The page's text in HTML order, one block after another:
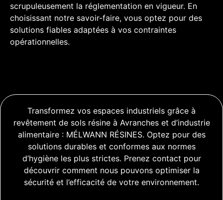
scrupuleusement la réglementation en vigueur. En
choisissant notre savoir-faire, vous optez pour des
solutions fiables adaptées à vos contraintes
opérationnelles.
Transformez vos espaces industriels grâce à
revêtement de sols résine à Avranches et d’industrie
alimentaire : MÉLWANN RÉSINES. Optez pour des
solutions durables et conformes aux normes
d’hygiène les plus strictes. Prenez contact pour
découvrir comment nous pouvons optimiser la
sécurité et l’efficacité de votre environnement.